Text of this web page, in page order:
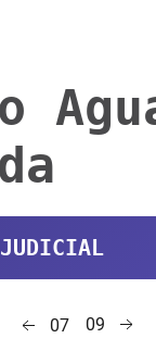
JUDICIAL
07 09